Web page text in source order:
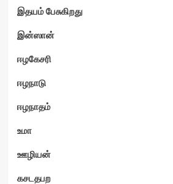
இதயம் பேசுகிறது
இன்ஸான்
ஈழகேசரி
ஈழநாடு
ஈழநாதம்
உமா
ஊழியன்
கசடதபற